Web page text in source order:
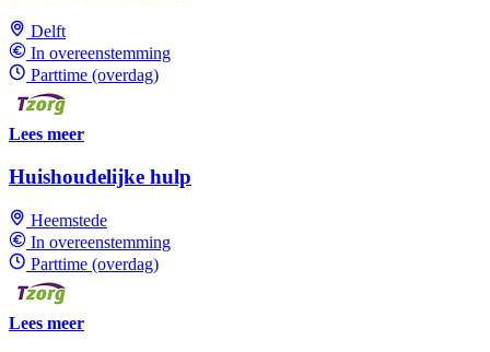
Delft
In overeenstemming
Parttime (overdag)
Lees meer
Huishoudelijke hulp
Heemstede
In overeenstemming
Parttime (overdag)
Lees meer